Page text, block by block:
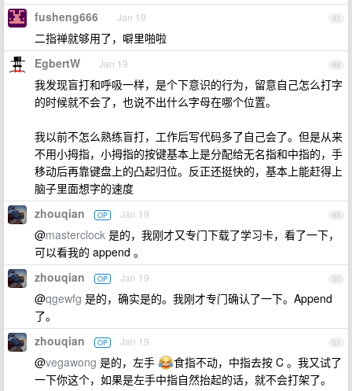
47
fusheng666 Jan 19
二指禅就够用了，噼里啪啦
48
EgbertW Jan 19
我发现盲打和呼吸一样，是个下意识的行为，留意自己怎么打字
的时候就不会了，也说不出什么字母在哪个位置。
我以前不怎么熟练盲打，工作后写代码多了自己会了。但是从来
不用小拇指，小拇指的按键基本上是分配给无名指和中指的，手
移动后再靠键盘上的凸起归位。反正还挺快的，基本上能赶得上
脑子里面想字的速度
49
zhouqian OP Jan 19
@masterclock 是的，我刚才又专门下载了学习卡，看了一下，
可以看我的 append 。
50
zhouqian OP Jan 19
@qgewfg 是的，确实是的。我刚才专门确认了一下。Append
了。
51
zhouqian OP Jan 19
@vegawong 是的，左手
食指不动，中指去按 C 。我又试了
一下你这个，如果是左手中指自然抬起的话，就不会打架了。